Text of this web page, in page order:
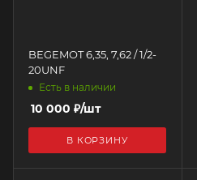
BEGEMOT 6,35, 7,62 / 1/2-
20UNF
Есть в наличии
10 000 ₽/шт
В КОРЗИНУ